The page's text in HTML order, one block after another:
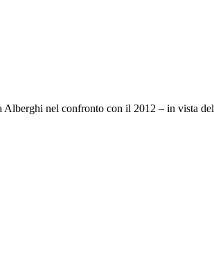
nel confronto con il 2012 – in vista